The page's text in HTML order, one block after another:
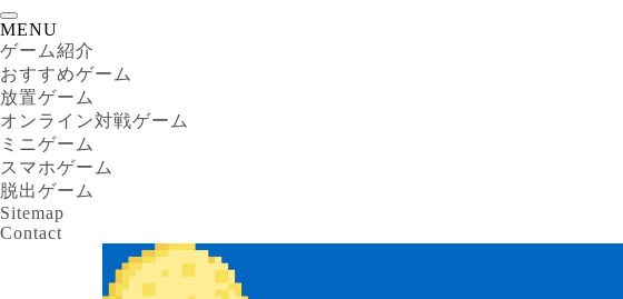
MENU
ゲーム紹介
おすすめゲーム
放置ゲーム
オンライン対戦ゲーム
ミニゲーム
スマホゲーム
脱出ゲーム
Sitemap
Contact